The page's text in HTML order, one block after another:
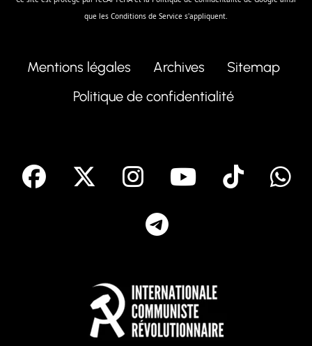
que les Conditions de Service s'appliquent.
Mentions légales Archives
Sitemap
Politique de confidentialité
facebook Instagram
Youtube
Tik